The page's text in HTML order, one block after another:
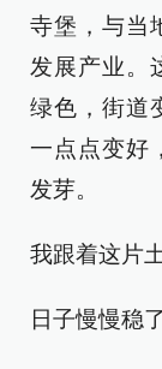
寺堡，与当
发展产业。
绿色，街道
一点点变好
发芽。
我跟着这片
日子慢慢稳